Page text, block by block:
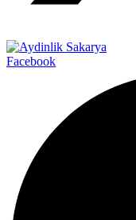
Facebook